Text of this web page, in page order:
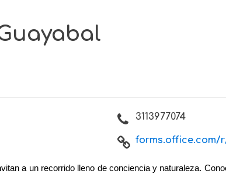
3113977074
forms.office.com/
a un recorrido lleno de conciencia y naturaleza.